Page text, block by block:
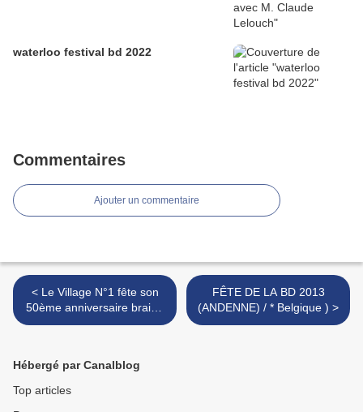
waterloo festival bd 2022
Commentaires
Ajouter un commentaire
< Le Village N°1 fête son
50ème anniversaire braine
l'alleud
FÊTE DE LA BD 2013
(ANDENNE) / * Belgique ) >
Hébergé par Canalblog
Top articles